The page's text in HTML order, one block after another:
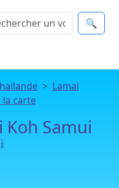
🔍
Lamai
carte
Samui